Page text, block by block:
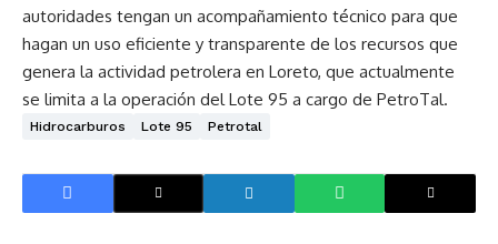
autoridades tengan un acompañamiento técnico para que
hagan un uso eficiente y transparente de los recursos que
genera la actividad petrolera en Loreto, que actualmente
se limita a la operación del Lote 95 a cargo de PetroTal.
Hidrocarburos Lote 95 Petrotal